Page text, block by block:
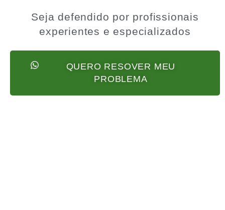
Seja defendido por profissionais
experientes e especializados
QUERO RESOVER MEU
PROBLEMA